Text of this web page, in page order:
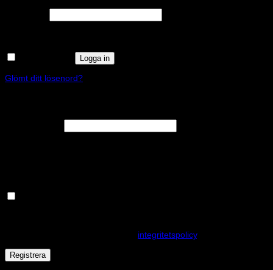
Logga in
Glömt ditt lösenord?
integritetspolicy.
Registrera